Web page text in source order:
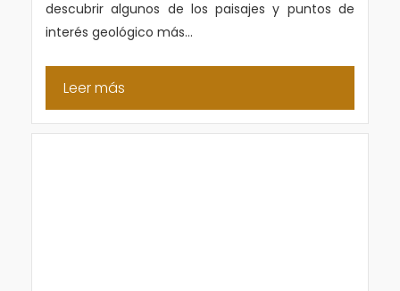
descubrir algunos de los paisajes y puntos de
interés geológico más...
Leer más